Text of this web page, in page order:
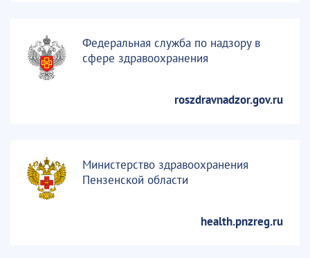
Федеральная служба по надзору в
сфере здравоохранения
roszdravnadzor.gov.ru
Министерство здравоохранения
Пензенской области
health.pnzreg.ru